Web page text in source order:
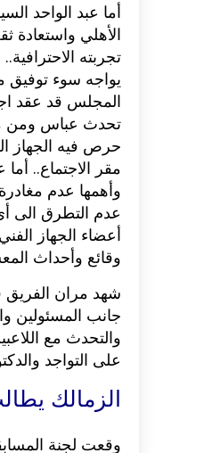
أما عبد الواحد
الأهلي واستعادة
تجربته
يواجه سوء توفيق
المجلس قد عقد
تحدث عباس ومن
حرص فيه الجهاز
مقر الاجتماع..
وأهمها عدم
عدم التطرق الى
أعضاء الجهاز
وقائع وأحداث
شهد مران
جانب المسئولين
والتحدث مع
على التواجد
الزمالك
وقعت لجنة
اكلات عيد الاضحى 2023 وصفات طبخ